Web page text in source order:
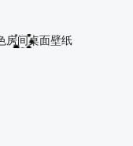
桌面图片